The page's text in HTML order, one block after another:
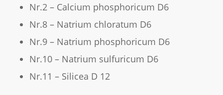
Nr.2 – Calcium phosphoricum D6
Nr.8 – Natrium chloratum D6
Nr.9 – Natrium phosphoricum D6
Nr.10 – Natrium sulfuricum D6
Nr.11 – Silicea D 12